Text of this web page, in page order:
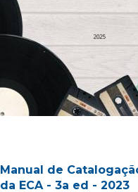
Manual de
da ECA - 3a ed - 2023